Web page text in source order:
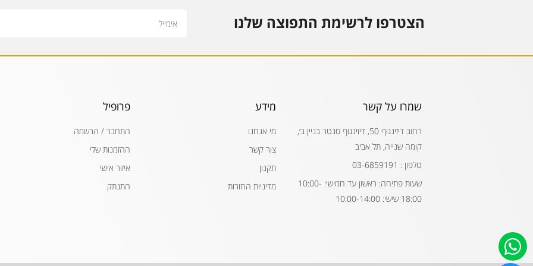
הצטרפו לרשימת התפוצה שלנו
שמרו על קשר
רחוב דיזינגוף 50, דיזינגוף סנטר בניין ב׳,
קומה שנייה, תל אביב
טלפון : 03-6859191
שעות פתיחה: ראשון עד חמישי: 10:00-
18:00 שישי: 10:00-14:00
מידע
מי אנחנו
צור קשר
תקנון
מדיניות החזרות
פרופיל
התחבר / הרשמה
ההזמנות שלי
איזור אישי
התנתק